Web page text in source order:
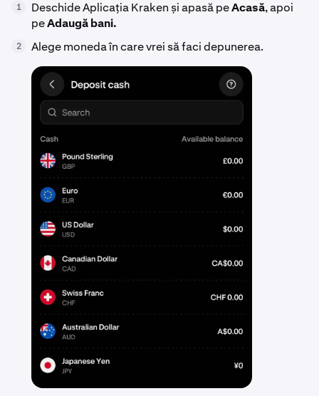
1 Deschide Aplicația Kraken și apasă peAcasă, apoi
peAdaugă bani.
2 Alege moneda în care vrei să faci depunerea.